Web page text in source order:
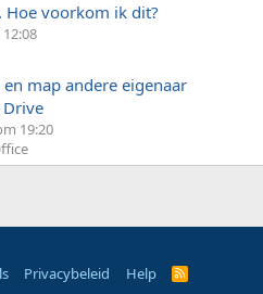
voorkom ik dit?
map andere eigenaar
19:20
Privacybeleid Help
R
S